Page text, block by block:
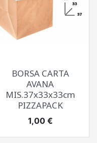
BORSA CARTA
AVANA
MIS.37x33x33cm
PIZZAPACK
Prezzo
1,00 €